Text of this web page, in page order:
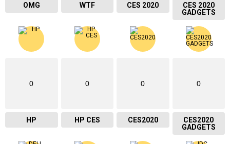
OMG WTF CES 2020
CES 2020
GADGETS
0
HP
0
HP CES
0
CES2020
0
CES2020
GADGETS